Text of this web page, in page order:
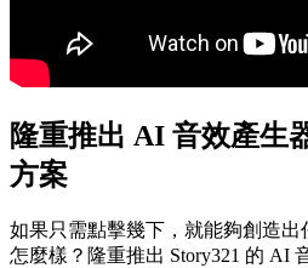
隆重推出 AI 音效產生
方案
如果只需點擊幾下，就能夠創造
怎麼樣？隆重推出 Story321 的 AI